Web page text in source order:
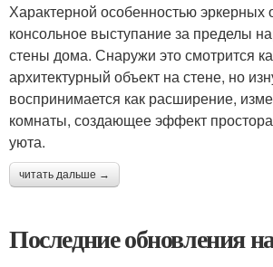
Характерной особенностью эркерных
консольное выступание за пределы
стены дома. Снаружи это смотрится
архитектурный объект на стене, но
воспринимается как расширение,
комнаты, создающее эффект
уюта.
читать дальше →
Последние обновления